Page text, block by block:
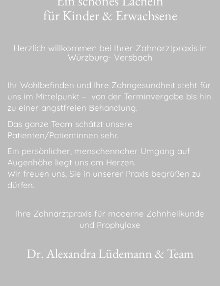
für Kinder & Erwachsene
Herzlich willkommen bei Ihrer Zahnarztpraxis in
Würzburg- Versbach
Ihr Wohlbefinden und Ihre Zahngesundheit steht für
uns im Mittelpunkt – von der Terminvergabe bis hin
zu einer angstfreien Behandlung.
Das ganze Team schätzt unsere
Patienten/Patientinnen sehr.
Ein persönlicher, menschennaher Umgang auf
Augenhöhe liegt uns am Herzen.
Wir freuen uns, Sie in unserer Praxis begrüßen zu
dürfen.
Ihre Zahnarztpraxis für moderne Zahnheilkunde
und Prophylaxe
Dr. Alexandra Lüdemann & Team